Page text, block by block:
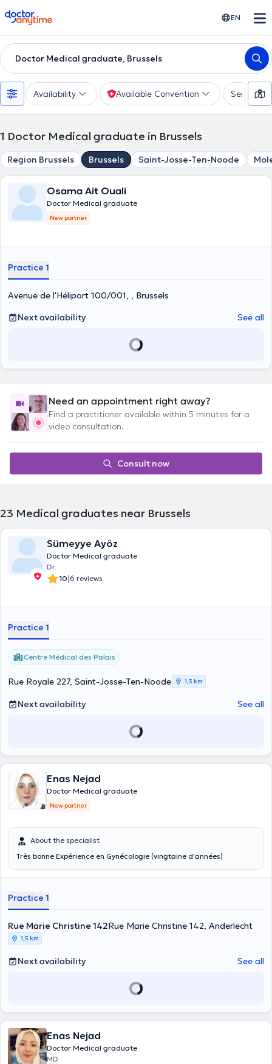
doctoranytime EN
Doctor Medical graduate, Brussels
Availability Available Convention Services
1 Doctor Medical graduate in Brussels
Region Brussels Brussels Saint-Josse-Ten-Noode
Osama Ait Ouali
Doctor Medical graduate
New partner
Practice 1
Avenue de l'Héliport 100/001, , Brussels
Next availability
See all
Need an appointment right away?
Find a practitioner available within 5 minutes for a
video consultation.
Consult now
23 Medical graduates near Brussels
Sümeyye Ayöz
Doctor Medical graduate
Dr.
10|6 reviews
Practice 1
Centre Médical des Palais
Rue Royale 227, Saint-Josse-Ten-Noode 1,3 km
Next availability See all
Enas Nejad
Doctor Medical graduate
New partner
About the specialist
Très bonne Expérience en Gynécologie (vingtaine d'années)
Practice 1
Rue Marie Christine 142Rue Marie Christine 142, Anderlecht
1,5 km
Next availability See all
Enas Nejad
Doctor Medical graduate
MD